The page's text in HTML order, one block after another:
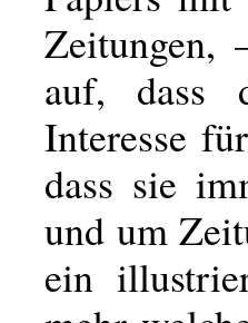
auf, dass
Interesse
dass sie
und um
ein